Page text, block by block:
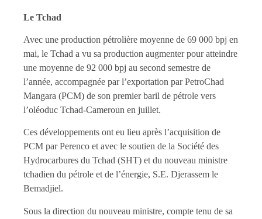
Le Tchad
Avec une production pétrolière moyenne de 69 000 bpj en
mai, le Tchad a vu sa production augmenter pour atteindre
une moyenne de 92 000 bpj au second semestre de
l’année, accompagnée par l’exportation par PetroChad
Mangara (PCM) de son premier baril de pétrole vers
l’oléoduc Tchad-Cameroun en juillet.
Ces développements ont eu lieu après l’acquisition de
PCM par Perenco et avec le soutien de la Société des
Hydrocarbures du Tchad (SHT) et du nouveau ministre
tchadien du pétrole et de l’énergie, S.E. Djerassem le
Bemadjiel.
Sous la direction du nouveau ministre, compte tenu de sa